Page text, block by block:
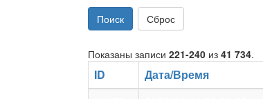
Поиск Сброс
Показаны записи 221-240 из 41 734.
ID Дата/Время